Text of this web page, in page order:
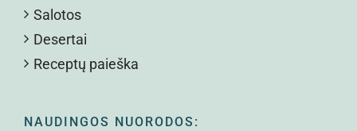
Salotos
Desertai
Receptų paieška
NAUDINGOS NUORODOS: